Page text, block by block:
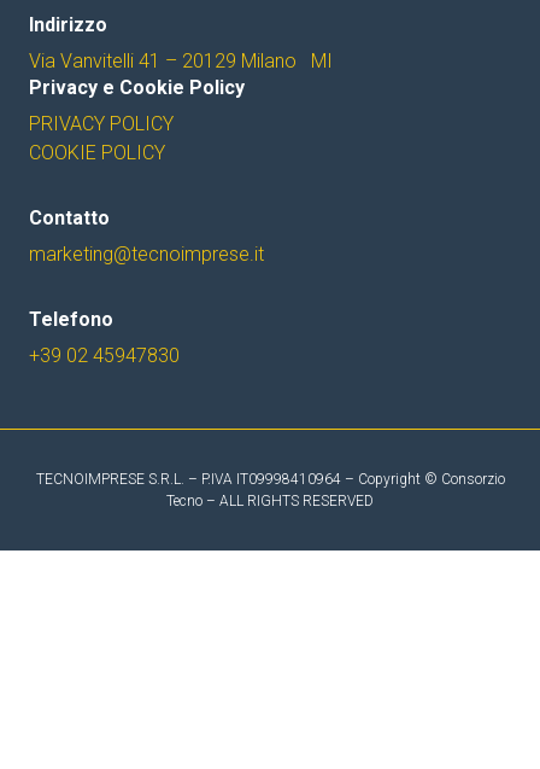
Indirizzo
Via Vanvitelli 41 – 20129 Milano MI
Privacy e Cookie Policy
PRIVACY POLICY
COOKIE POLICY
Contatto
marketing@tecnoimprese.it
Telefono
+39 02 45947830
TECNOIMPRESE S.R.L. – P.IVA IT09998410964 – Copyright © Consorzio
Tecno – ALL RIGHTS RESERVED